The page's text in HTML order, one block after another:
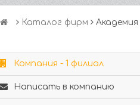
Каталог фирм Академия
Компания - 1 филиал
Написать в компанию